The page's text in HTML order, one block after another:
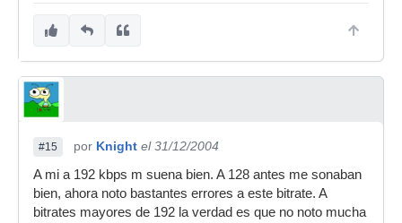
#15 por Knight el 31/12/2004
A mi a 192 kbps m suena bien. A 128 antes me sonaban
bien, ahora noto bastantes errores a este bitrate. A
bitrates mayores de 192 la verdad es que no noto mucha